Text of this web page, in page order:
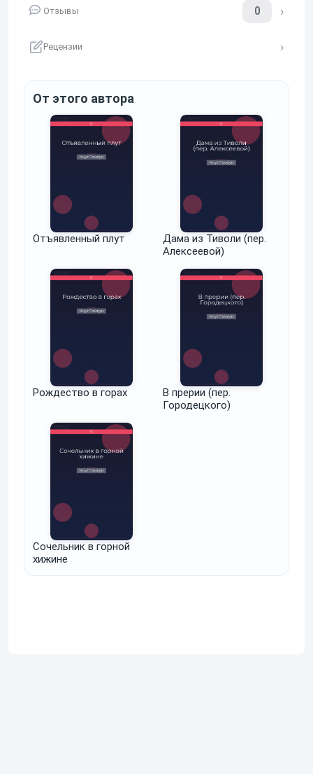
Отзывы 0
Рецензии
От этого автора
Отъявленный плут
Дама из Тиволи (пер.
Алексеевой)
Рождество в горах
В прерии (пер.
Городецкого)
Сочельник в горной
хижине